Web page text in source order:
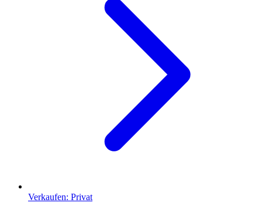
Verkaufen: Privat